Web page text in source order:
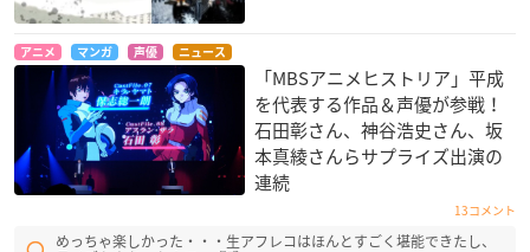
アニメ マンガ 声優 ニュース
「MBSアニメヒストリア」平成
を代表する作品＆声優が参戦！
石田彰さん、神谷浩史さん、坂
本真綾さんらサプライズ出演の
連続
13コメント
めっちゃ楽しかった・・・生アフレコはほんとすごく堪能できたし、